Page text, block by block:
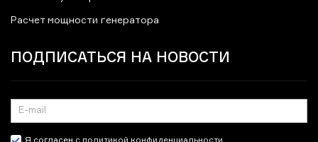
Расчет мощности генератора
ПОДПИСАТЬСЯ НА НОВОСТИ